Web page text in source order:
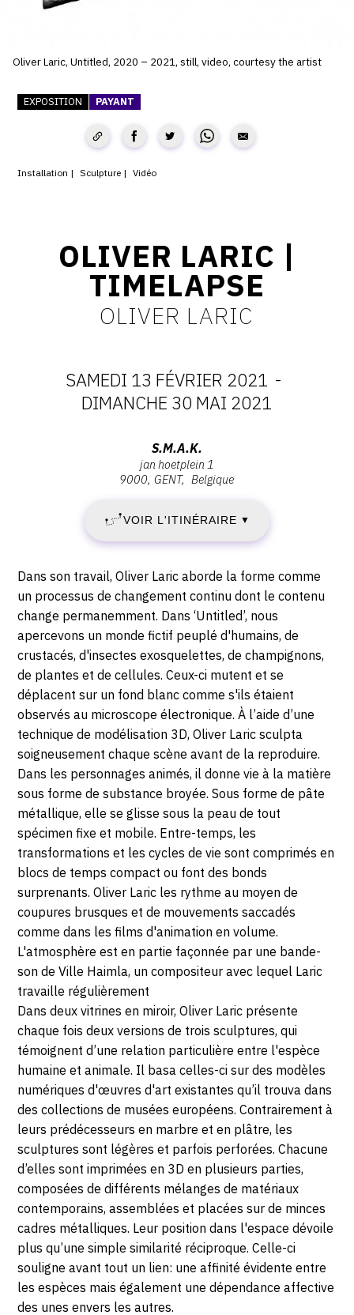
CRÉER SON CATALOGUE RAISONNÉ
CRÉER SON CATALOGUE D'EXPO
PUBLIER SES EXPOSITIONS
À PROPOS
L'ÉQUIPE OAM
CONTACT
CGU
INSTAGRAM
FACEBOOK
TWITTER
PINTEREST
Oliver Laric, Untitled, 2020 – 2021, still, video, courtesy the artist
EXPOSITION PAYANT
Installation Sculpture Vidéo
OLIVER LARIC |
TIMELAPSE
OLIVER LARIC
DATES
:
SAMEDI
13
FÉVRIER
2021
-
DIMANCHE
30
MAI
2021
SAMEDI 13 FÉVRIER 2021 -
DIMANCHE 30 MAI 2021
9000
GENT
S.M.A.K.
jan hoetplein 1
9000 GENT Belgique
VOIR L'ITINÉRAIRE ▼
Description,
horaires...
Dans son travail, Oliver Laric aborde la forme comme
un processus de changement continu dont le contenu
change permanemment. Dans ‘Untitled’, nous
apercevons un monde fictif peuplé d'humains, de
crustacés, d'insectes exosquelettes, de champignons,
de plantes et de cellules. Ceux-ci mutent et se
déplacent sur un fond blanc comme s'ils étaient
observés au microscope électronique. À l’aide d’une
technique de modélisation 3D, Oliver Laric sculpta
soigneusement chaque scène avant de la reproduire.
Dans les personnages animés, il donne vie à la matière
sous forme de substance broyée. Sous forme de pâte
métallique, elle se glisse sous la peau de tout
spécimen fixe et mobile. Entre-temps, les
transformations et les cycles de vie sont comprimés en
blocs de temps compact ou font des bonds
surprenants. Oliver Laric les rythme au moyen de
coupures brusques et de mouvements saccadés
comme dans les films d'animation en volume.
L'atmosphère est en partie façonnée par une bande-
son de Ville Haimla, un compositeur avec lequel Laric
travaille régulièrement
Dans deux vitrines en miroir, Oliver Laric présente
chaque fois deux versions de trois sculptures, qui
témoignent d’une relation particulière entre l'espèce
humaine et animale. Il basa celles-ci sur des modèles
numériques d'œuvres d'art existantes qu’il trouva dans
des collections de musées européens. Contrairement à
leurs prédécesseurs en marbre et en plâtre, les
sculptures sont légères et parfois perforées. Chacune
d’elles sont imprimées en 3D en plusieurs parties,
composées de différents mélanges de matériaux
contemporains, assemblées et placées sur de minces
cadres métalliques. Leur position dans l'espace dévoile
plus qu’une simple similarité réciproque. Celle-ci
souligne avant tout un lien: une affinité évidente entre
les espèces mais également une dépendance affective
des unes envers les autres.